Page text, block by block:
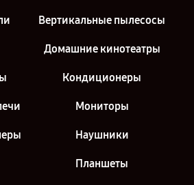
машины Samsung DW60K8550BB в г.
Санкт-Петербург
Вертикальные пылесосы
Домашние кинотеатры
Кондиционеры
Мониторы
Наушники
Планшеты